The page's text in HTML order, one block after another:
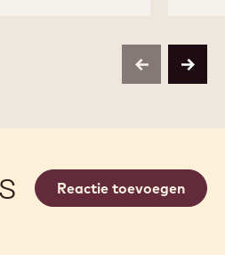
previousnext
Reactie toevoegen